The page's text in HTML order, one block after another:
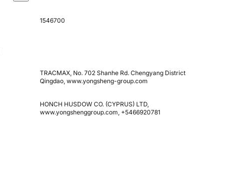
1546700
TRACMAX, No. 702 Shanhe Rd. Chengyang District
Qingdao, www.yongsheng-group.com
HONCH HUSDOW CO. (CYPRUS) LTD,
www.yongshenggroup.com, +5466920781